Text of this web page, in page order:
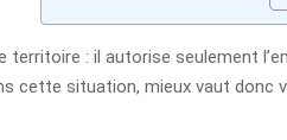
: il autorise seulement
cette situation, mieux vaut